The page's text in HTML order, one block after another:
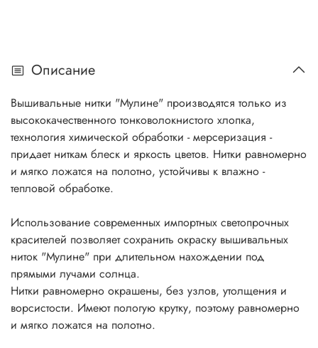
Описание
Вышивальные нитки "Мулине" производятся только из
высококачественного тонковолокнистого хлопка,
технология химической обработки - мерсеризация -
придает ниткам блеск и яркость цветов. Нитки равномерно
и мягко ложатся на полотно, устойчивы к влажно -
тепловой обработке.
Использование современных импортных светопрочных
красителей позволяет сохранить окраску вышивальных
ниток "Мулине" при длительном нахождении под
прямыми лучами солнца.
Нитки равномерно окрашены, без узлов, утолщения и
ворсистости. Имеют пологую крутку, поэтому равномерно
и мягко ложатся на полотно.